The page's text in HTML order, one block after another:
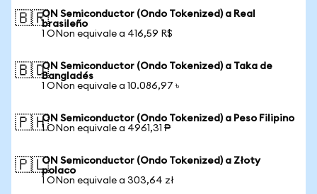
🇧🇷ON Semiconductor (Ondo Tokenized) a Real
brasileño
1 ONon equivale a 416,59 R$
🇧🇩ON Semiconductor (Ondo Tokenized) a Taka de
Bangladés
1 ONon equivale a 10.086,97 ৳
🇵🇭ON Semiconductor (Ondo Tokenized) a Peso Filipino
1 ONon equivale a 4961,31 ₱
🇵🇱ON Semiconductor (Ondo Tokenized) a Złoty
polaco
1 ONon equivale a 303,64 zł